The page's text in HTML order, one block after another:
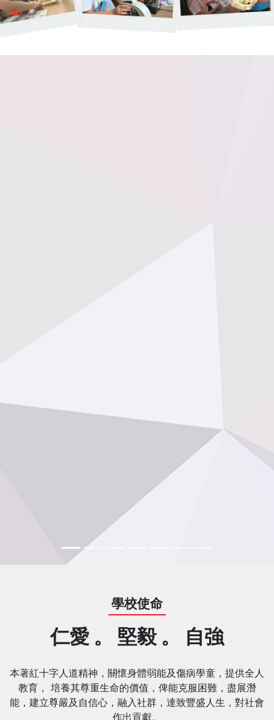
學校使命
仁愛 。 堅毅 。 自強
本著紅十字人道精神，關懷身體弱能及傷病學童，提供全人
教育， 培養其尊重生命的價值，俾能克服困難，盡展潛
能，建立尊嚴及自信心，融入社群，達致豐盛人生，對社會
作出貢獻。